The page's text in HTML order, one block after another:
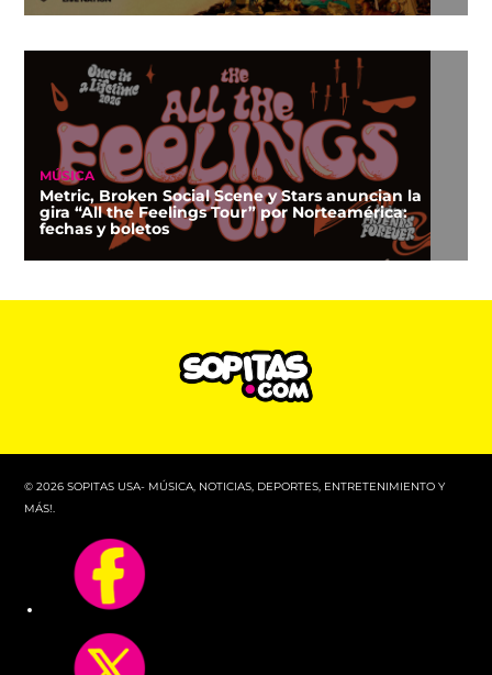
MÚSICA
Metric, Broken Social Scene y Stars anuncian la
gira “All the Feelings Tour” por Norteamérica:
fechas y boletos
© 2026 SOPITAS USA- MÚSICA, NOTICIAS, DEPORTES, ENTRETENIMIENTO Y
MÁS!.